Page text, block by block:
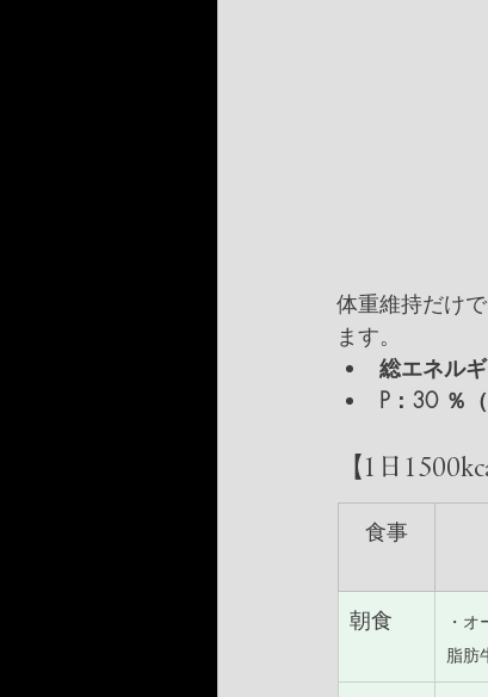
体重維持だけ
ます。
総エネル
P：30 ％
【1日
食事
朝食
・
脂肪